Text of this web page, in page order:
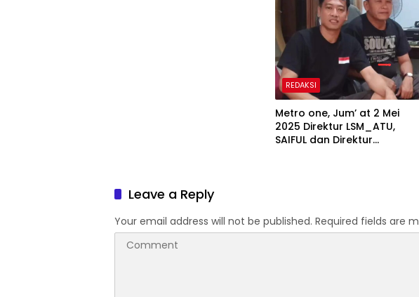
REDAKSI
Metro one, Jum’ at 2 Mei
2025 Direktur LSM_ATU,
SAIFUL dan Direktur
Leave a Reply
Your email address will not be published. Required fields are